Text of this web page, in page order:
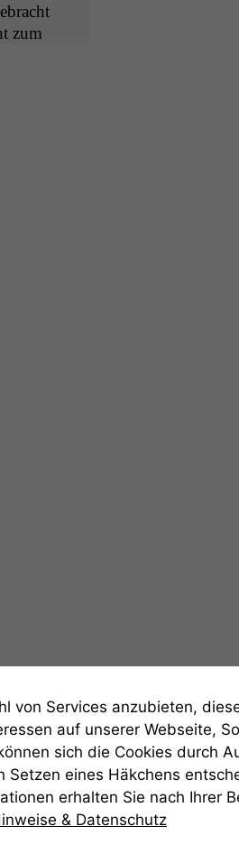
zum
von Services anzubieten,
auf unserer Webseite,
sich die Cookies durch
Setzen eines Häkchens
erhalten Sie nach Ihrer
& Datenschutz